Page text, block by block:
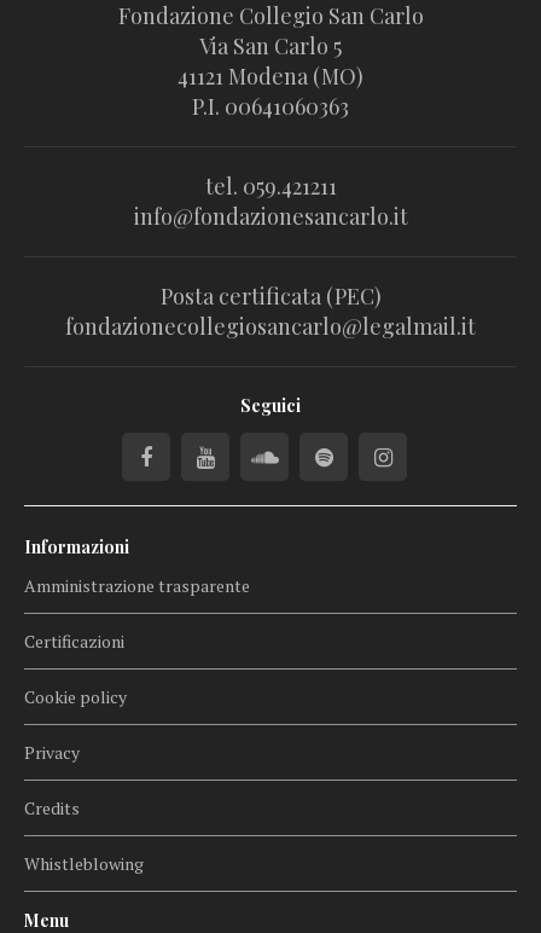
Fondazione Collegio San Carlo
Via San Carlo 5
41121 Modena (MO)
P.I. 00641060363
tel. 059.421211
info@fondazionesancarlo.it
Posta certificata (PEC)
fondazionecollegiosancarlo@legalmail.it
Seguici
Informazioni
Amministrazione trasparente
Certificazioni
Cookie policy
Privacy
Credits
Whistleblowing
Menu